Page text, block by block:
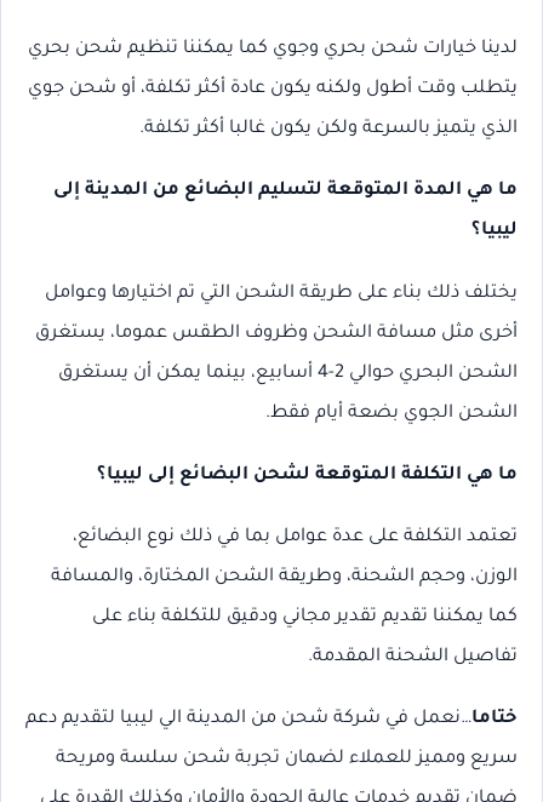
لدينا خيارات شحن بحري وجوي كما يمكننا تنظيم شحن بحري
يتطلب وقت أطول ولكنه يكون عادة أكثر تكلفة، أو شحن جوي
الذي يتميز بالسرعة ولكن يكون غالبا أكثر تكلفة.
ما هي المدة المتوقعة لتسليم البضائع من المدينة إلى
ليبيا؟
يختلف ذلك بناء على طريقة الشحن التي تم اختيارها وعوامل
أخرى مثل مسافة الشحن وظروف الطقس عموما، يستغرق
الشحن البحري حوالي 2-4 أسابيع، بينما يمكن أن يستغرق
الشحن الجوي بضعة أيام فقط.
ما هي التكلفة المتوقعة لشحن البضائع إلى ليبيا؟
تعتمد التكلفة على عدة عوامل بما في ذلك نوع البضائع،
الوزن، وحجم الشحنة، وطريقة الشحن المختارة، والمسافة
كما يمكننا تقديم تقدير مجاني ودقيق للتكلفة بناء على
تفاصيل الشحنة المقدمة.
ختاما…نعمل في شركة شحن من المدينة الي ليبيا لتقديم دعم
سريع ومميز للعملاء لضمان تجربة شحن سلسة ومريحة